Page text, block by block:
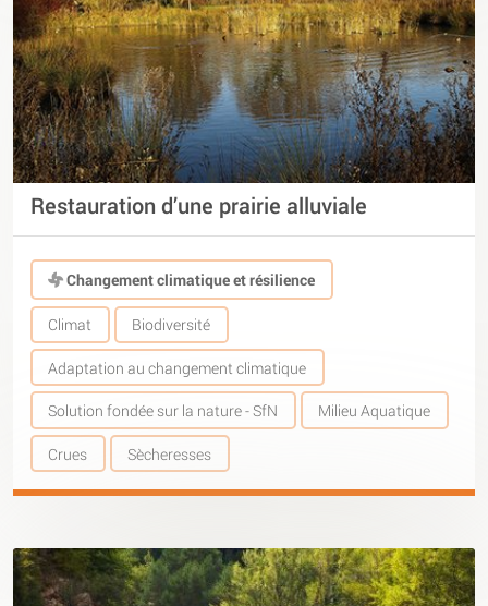
Restauration d’une prairie alluviale
Changement climatique et résilience
Climat Biodiversité
Adaptation au changement climatique
Solution fondée sur la nature - SfN Milieu Aquatique
Crues Sècheresses